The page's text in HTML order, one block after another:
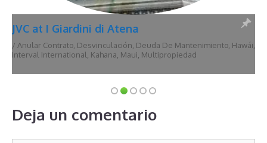
JVC at I Giardini di Atena
/ Anular Contrato, Desvinculación, Deuda De Mantenimiento, Hawái,
Interval International, Kahana, Maui, Multipropiedad
Deja un comentario